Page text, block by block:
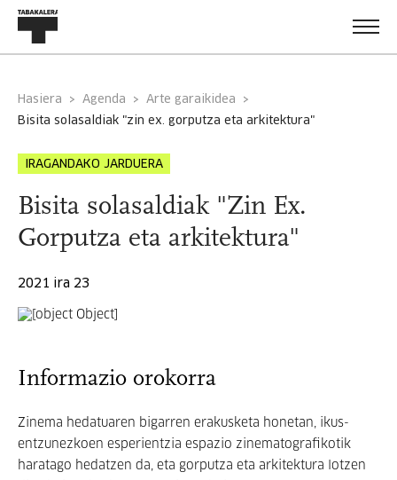
Hasiera Agenda
Arte garaikidea
bisita solasaldiak "zin ex. gorputza eta arkitektura"
IRAGANDAKO JARDUERA
Bisita solasaldiak "Zin Ex.
Gorputza eta arkitektura"
2021 ira 23
Informazio orokorra
Zinema hedatuaren bigarren erakusketa honetan, ikus-
entzunezkoen esperientzia espazio zinematografikotik
haratago hedatzen da, eta gorputza eta arkitektura lotzen